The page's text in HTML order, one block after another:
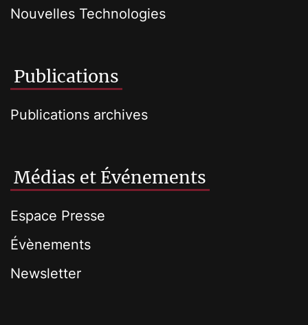
Nouvelles Technologies
Publications
Publications archives
Médias et Événements
Espace Presse
Évènements
Newsletter